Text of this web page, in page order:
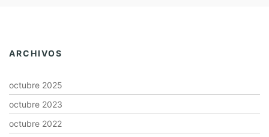
ARCHIVOS
octubre 2025
octubre 2023
octubre 2022